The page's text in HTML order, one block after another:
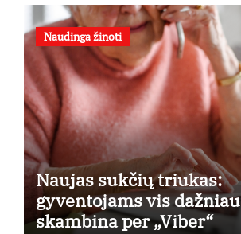
Naudinga žinoti
Naujas sukčių triukas:
gyventojams vis dažniau
skambina per „Viber“